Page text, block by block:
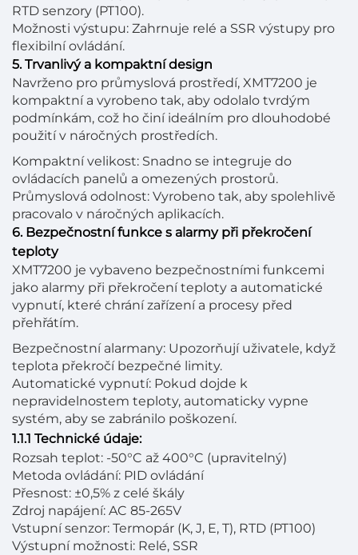
RTD senzory (PT100).
Možnosti výstupu: Zahrnuje relé a SSR výstupy pro
flexibilní ovládání.
5. Trvanlivý a kompaktní design
Navrženo pro průmyslová prostředí, XMT7200 je
kompaktní a vyrobeno tak, aby odolalo tvrdým
podmínkám, což ho činí ideálním pro dlouhodobé
použití v náročných prostředích.
Kompaktní velikost: Snadno se integruje do
ovládacích panelů a omezených prostorů.
Průmyslová odolnost: Vyrobeno tak, aby spolehlivě
pracovalo v náročných aplikacích.
6. Bezpečnostní funkce s alarmy při překročení
teploty
XMT7200 je vybaveno bezpečnostními funkcemi
jako alarmy při překročení teploty a automatické
vypnutí, které chrání zařízení a procesy před
přehřátím.
Bezpečnostní alarmany: Upozorňují uživatele, když
teplota překročí bezpečné limity.
Automatické vypnutí: Pokud dojde k
nepravidelnostem teploty, automaticky vypne
systém, aby se zabránilo poškození.
1.1.1 Technické údaje:
Rozsah teplot: -50°C až 400°C (upravitelný)
Metoda ovládání: PID ovládání
Přesnost: ±0,5% z celé škály
Zdroj napájení: AC 85-265V
Vstupní senzor: Termopár (K, J, E, T), RTD (PT100)
Výstupní možnosti: Relé, SSR